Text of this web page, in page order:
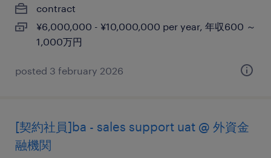
contract
¥6,000,000 - ¥10,000,000 per year, 年収600 ～
1,000万円
posted 3 february 2026
[契約社員]ba - sales support uat @ 外資金
融機関